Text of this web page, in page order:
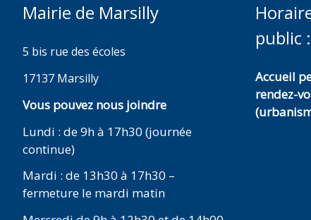
Mairie de Marsilly
5 bis rue des écoles
17137 Marsilly
Vous pouvez nous joindre
Lundi : de 9h à 17h30 (journée
continue)
Mardi : de 13h30 à 17h30 –
fermeture le mardi matin
public :
Accueil
rendez-